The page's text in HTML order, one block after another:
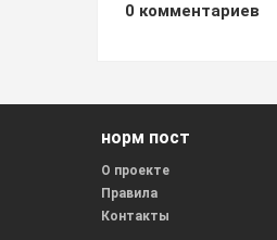
0 комментариев
норм пост
О проекте
Правила
Контакты